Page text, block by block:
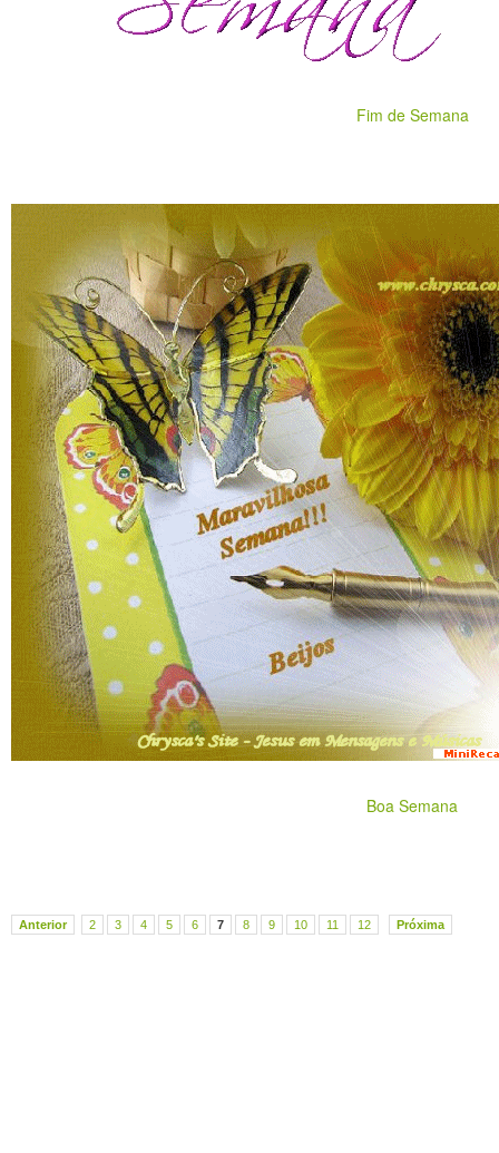
Fim de Semana
Boa Semana
Anterior 2 3 4 5 6 7 8 9 10 11 12 Próxima